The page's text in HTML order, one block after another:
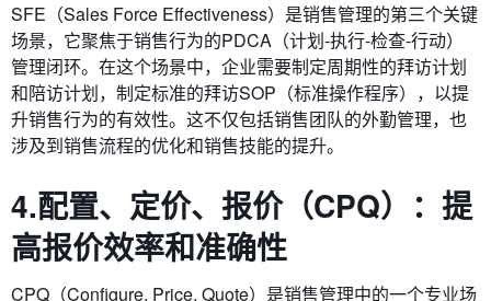
SFE（Sales Force Effectiveness）是销售管理的第三个关键
场景，它聚焦于销售行为的PDCA（计划-执行-检查-行动）
管理闭环。在这个场景中，企业需要制定周期性的拜访计划
和陪访计划，制定标准的拜访SOP（标准操作程序），以提
升销售行为的有效性。这不仅包括销售团队的外勤管理，也
涉及到销售流程的优化和销售技能的提升。
4.配置、定价、报价（CPQ）：提
高报价效率和准确性
CPQ（Configure, Price, Quote）是销售管理中的一个专业场